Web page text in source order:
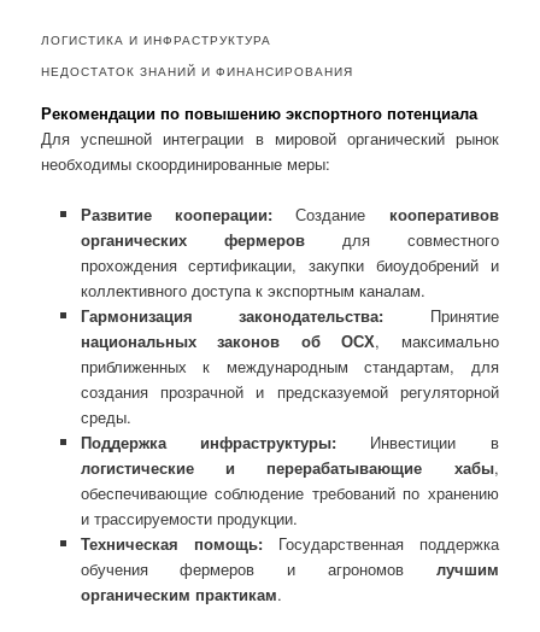
ЛОГИСТИКА И ИНФРАСТРУКТУРА
НЕДОСТАТОК ЗНАНИЙ И ФИНАНСИРОВАНИЯ
Рекомендации по повышению экспортного потенциала
Для успешной интеграции в мировой органический рынок
необходимы скоординированные меры:
Развитие кооперации: Создание кооперативов
органических фермеровдля совместного
прохождения сертификации, закупки биоудобрений и
коллективного доступа к экспортным каналам.
Гармонизация законодательства: Принятие
национальных законов об ОСХ, максимально
приближенных к международным стандартам, для
создания прозрачной и предсказуемой регуляторной
среды.
Поддержка инфраструктуры: Инвестиции в
логистические и перерабатывающие хабы,
обеспечивающие соблюдение требований по хранению
и трассируемости продукции.
Техническая помощь:Государственная поддержка
обучения фермеров и агрономов лучшим
органическим практикам.